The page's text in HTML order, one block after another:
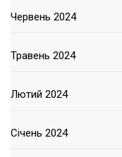
Червень 2024
Травень 2024
Лютий 2024
Січень 2024